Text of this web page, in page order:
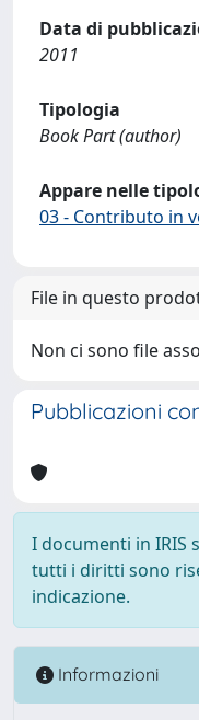
Data di
2011
Tipologia
Book Part (author)
Appare nelle
03 - Contributo in
File in questo
Non ci sono file
Pubblicazioni
I documenti in IRIS
tutti i diritti sono
indicazione.
Informazioni